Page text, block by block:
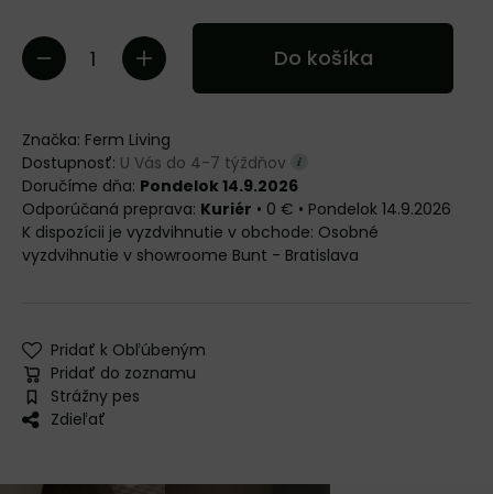
Do košíka
Značka: Ferm Living
Dostupnosť: U Vás do 4-7 týždňov
Doručíme dňa: Pondelok 14.9.2026
Kuriér • 0 € • Pondelok 14.9.2026
Osobné
vyzdvihnutie v showroome Bunt - Bratislava
Pridať k Obľúbeným
Pridať do zoznamu
Strážny pes
Zdieľať